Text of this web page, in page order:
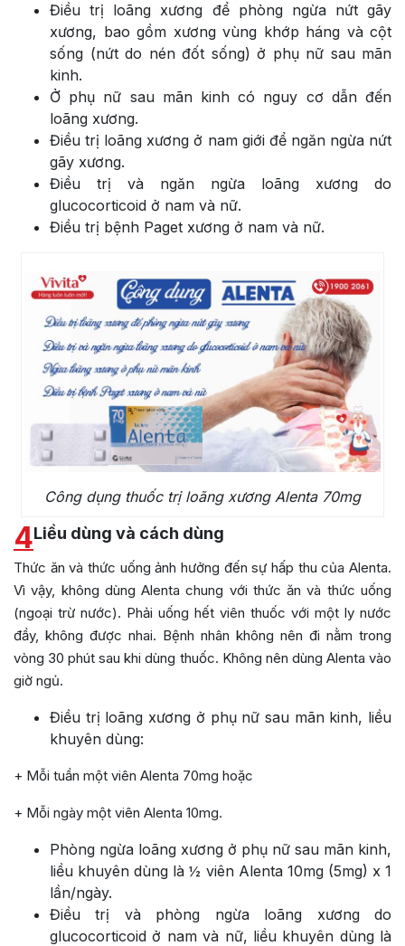
Điều trị loãng xương để phòng ngừa nứt gãy
xương, bao gồm xương vùng khớp háng và cột
sống (nứt do nén đốt sống) ở phụ nữ sau mãn
kinh.
Ở phụ nữ sau mãn kinh có nguy cơ dẫn đến
loãng xương.
Điều trị loãng xương ở nam giới để ngăn ngừa nứt
gãy xương.
Điều trị và ngăn ngừa loãng xương do
glucocorticoid ở nam và nữ.
Điều trị bệnh Paget xương ở nam và nữ.
Công dụng thuốc trị loãng xương Alenta 70mg
4Liều dùng và cách dùng
Thức ăn và thức uống ảnh hưởng đến sự hấp thu của Alenta.
Vì vậy, không dùng Alenta chung với thức ăn và thức uống
(ngoại trừ nước). Phải uống hết viên thuốc với một ly nước
đầy, không được nhai. Bệnh nhân không nên đi nằm trong
vòng 30 phút sau khi dùng thuốc. Không nên dùng Alenta vào
giờ ngủ.
Điều trị loãng xương ở phụ nữ sau mãn kinh, liều
khuyên dùng:
+ Mỗi tuần một viên Alenta 70mg hoặc
+ Mỗi ngày một viên Alenta 10mg.
Phòng ngừa loãng xương ở phụ nữ sau mãn kinh,
liều khuyên dùng là ½ viên Alenta 10mg (5mg) x 1
lần/ngày.
Điều trị và phòng ngừa loãng xương do
glucocorticoid ở nam và nữ, liều khuyên dùng là